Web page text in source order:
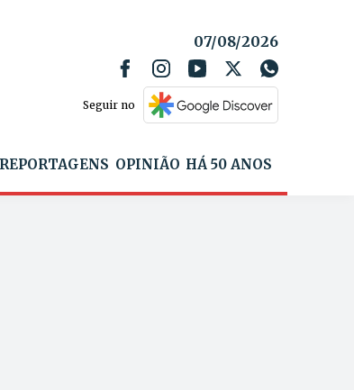
07/08/2026
Seguir no
REPORTAGENS OPINIÃO HÁ 50 ANOS